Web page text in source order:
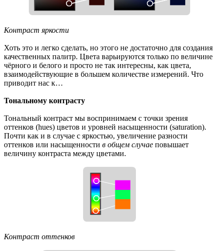
Контраст яркости
Хоть это и легко сделать, но этого не достаточно для создания
качественных палитр. Цвета варьируются только по величине
чёрного и белого и просто не так интересны, как цвета,
взаимодействующие в большем количестве измерений. Что
приводит нас к…
Тональному контрасту
Тональный контраст мы воспринимаем с точки зрения
оттенков (hues) цветов и уровней насыщенности (saturation).
Почти как и в случае с яркостью, увеличение разности
оттенков или насыщенности в общем случае повышает
величину контраста между цветами.
Контраст оттенков